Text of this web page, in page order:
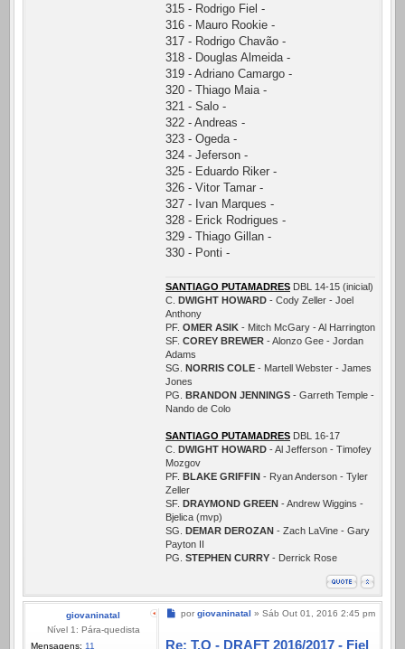
315 - Rodrigo Fiel -
316 - Mauro Rookie -
317 - Rodrigo Chavão -
318 - Douglas Almeida -
319 - Adriano Camargo -
320 - Thiago Maia -
321 - Salo -
322 - Andreas -
323 - Ogeda -
324 - Jeferson -
325 - Eduardo Riker -
326 - Vitor Tamar -
327 - Ivan Marques -
328 - Erick Rodrigues -
329 - Thiago Gillan -
330 - Ponti -
SANTIAGO PUTAMADRES DBL 14-15 (inicial)
C. DWIGHT HOWARD - Cody Zeller - Joel
Anthony
PF. OMER ASIK - Mitch McGary - Al Harrington
SF. COREY BREWER - Alonzo Gee - Jordan
Adams
SG. NORRIS COLE - Martell Webster - James
Jones
PG. BRANDON JENNINGS - Garreth Temple -
Nando de Colo
SANTIAGO PUTAMADRES DBL 16-17
C. DWIGHT HOWARD - Al Jefferson - Timofey
Mozgov
PF. BLAKE GRIFFIN - Ryan Anderson - Tyler
Zeller
SF. DRAYMOND GREEN - Andrew Wiggins -
Bjelica (mvp)
SG. DEMAR DEROZAN - Zach LaVine - Gary
Payton II
PG. STEPHEN CURRY - Derrick Rose
giovaninatal
Nível 1: Pára-quedista
Mensagens: 11
Mensagem
por giovaninatal » Sáb Out 01, 2016 2:45 pm
Re: T.O - DRAFT 2016/2017 - Fiel